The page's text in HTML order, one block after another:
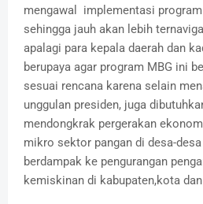
mengawal implementasi
sehingga jauh akan lebih
apalagi para kepala daerah dan
berupaya agar program MBG ini
sesuai rencana karena selain
unggulan presiden, juga
mendongkrak pergerakan
mikro sektor pangan di desa-
berdampak ke pengurangan
kemiskinan di kabupaten,kota